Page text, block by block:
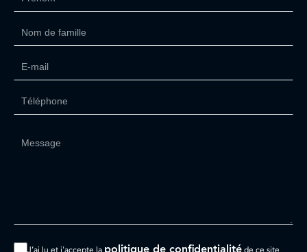
J’ai lu et j'accepte la politique de confidentialité de ce site